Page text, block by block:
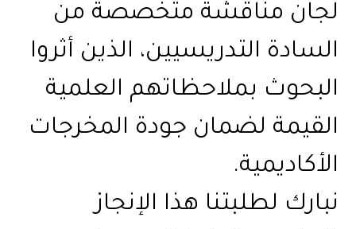
لجان مناقشة متخصصة من
السادة التدريسيين، الذين أثروا
البحوث بملاحظاتهم العلمية
القيمة لضمان جودة المخرجات
الأكاديمية.
نبارك لطلبتنا هذا الإنجاز